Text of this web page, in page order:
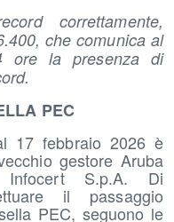
correttamente,
che comunica al
ore la presenza di
PEC
17 febbraio 2026 è
gestore Aruba
S.p.A. Di
il passaggio
PEC, seguono le